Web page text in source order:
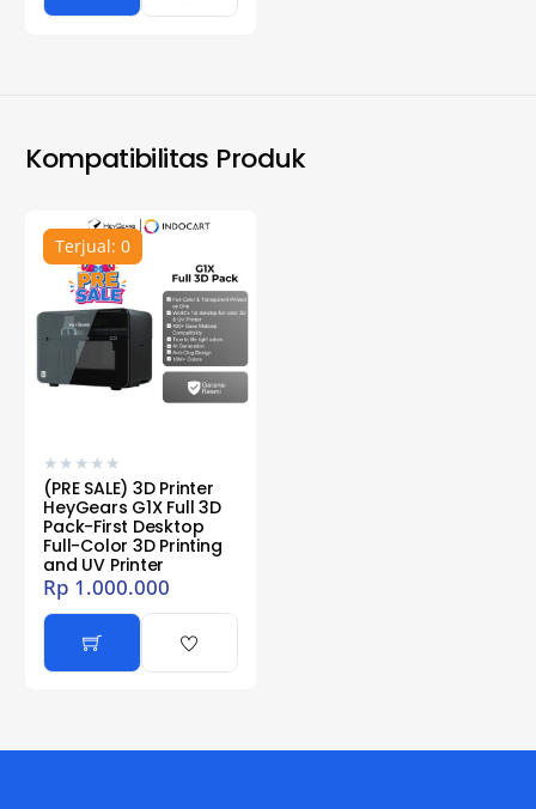
Kompatibilitas Produk
Terjual: 0
★ ★ ★ ★ ★
(PRE SALE) 3D Printer
HeyGears G1X Full 3D
Pack-First Desktop
Full-Color 3D Printing
and UV Printer
Rp 1.000.000